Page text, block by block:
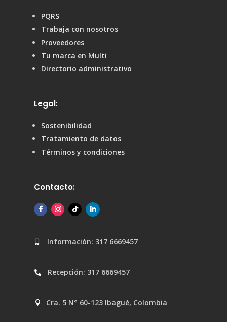
PQRS
Trabaja con nosotros
Proveedores
Tu marca en Multi
Directorio administrativo
Legal:
Sostenibilidad
Tratamiento de datos
Términos y condiciones
Contacto:
 Información: 317 6669457
 Recepción: 317 6669457
 Cra. 5 N° 60-123 Ibagué, Colombia